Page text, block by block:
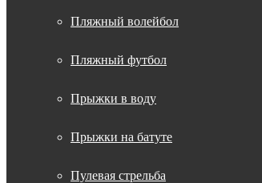
Пляжный волейбол
Пляжный футбол
Прыжки в воду
Прыжки на батуте
Пулевая стрельба